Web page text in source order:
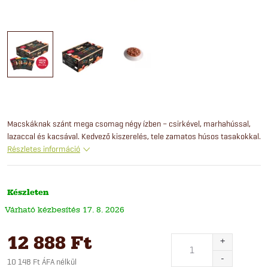
Macskáknak szánt mega csomag négy ízben – csirkével, marhahússal,
lazaccal és kacsával. Kedvező kiszerelés, tele zamatos húsos tasakokkal.
Részletes információ
Készleten
17. 8. 2026
12 888 Ft
10 148 Ft ÁFA nélkül